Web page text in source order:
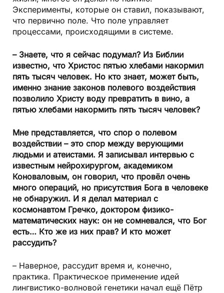
Эксперименты, которые он ставил, показывают,
что первично поле. Что поле управляет
процессами, происходящими в системе.
– Знаете, что я сейчас подумал? Из Библии
известно, что Христос пятью хлебами накормил
пять тысяч человек. Но кто знает, может быть,
именно знание законов полевого воздействия
позволило Христу воду превратить в вино, а
пятью хлебами накормить пять тысяч человек?
Мне представляется, что спор о полевом
воздействии – это спор между верующими
людьми и атеистами. Я записывал интервью с
известным нейрохирургом, академиком
Коноваловым, он говорил, что провёл очень
много операций, но присутствия Бога в человеке
не обнаружил. И я делал материал с
космонавтом Гречко, доктором физико-
математических наук: он не сомневался, что Бог
есть… Кто же из них прав? И кто может
рассудить?
– Наверное, рассудит время и, конечно,
практика. Практическое применение идей
лингвистико-волновой генетики начал ещё Пётр